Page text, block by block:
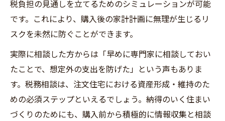
税負担の見通しを立てるためのシミュレーションが可能
です。これにより、購入後の家計計画に無理が生じるリ
スクを未然に防ぐことができます。
実際に相談した方からは「早めに専門家に相談しておい
たことで、想定外の支出を防げた」という声もありま
す。税務相談は、注文住宅における資産形成・維持のた
めの必須ステップといえるでしょう。納得のいく住まい
づくりのためにも、購入前から積極的に情報収集と相談